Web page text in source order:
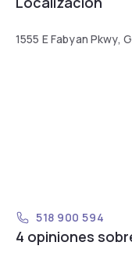
1555 E Fabyan Pkwy,
518 900 594
4 opiniones